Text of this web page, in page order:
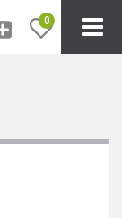
0